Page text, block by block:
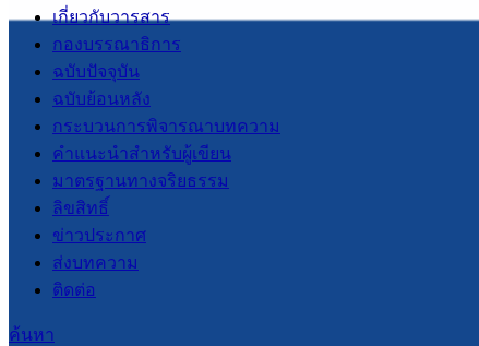
เกี่ยวกับวารสาร
กองบรรณาธิการ
ฉบับปัจจุบัน
ฉบับย้อนหลัง
กระบวนการพิจารณาบทความ
คำแนะนำสำหรับผู้เขียน
มาตรฐานทางจริยธรรม
ลิขสิทธิ์
ข่าวประกาศ
ส่งบทความ
ติดต่อ
ค้นหา